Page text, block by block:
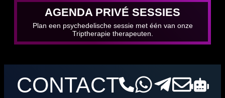
AGENDA PRIVÉ SESSIES
Plan een psychedelische sessie met één van onze
Triptherapie therapeuten.
CONTACT